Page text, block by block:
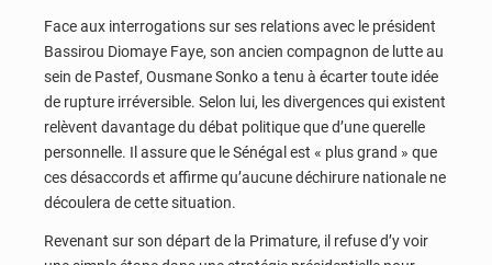
Face aux interrogations sur ses relations avec le président
Bassirou Diomaye Faye, son ancien compagnon de lutte au
sein de Pastef, Ousmane Sonko a tenu à écarter toute idée
de rupture irréversible. Selon lui, les divergences qui existent
relèvent davantage du débat politique que d’une querelle
personnelle. Il assure que le Sénégal est « plus grand » que
ces désaccords et affirme qu’aucune déchirure nationale ne
découlera de cette situation.
Revenant sur son départ de la Primature, il refuse d’y voir